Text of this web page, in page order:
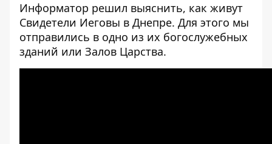
Информатор решил выяснить, как живут
Свидетели Иеговы в Днепре. Для этого мы
отправились в одно из их богослужебных
зданий или Залов Царства.